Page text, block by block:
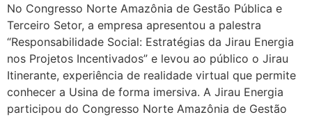
No Congresso Norte Amazônia de Gestão Pública e
Terceiro Setor, a empresa apresentou a palestra
“Responsabilidade Social: Estratégias da Jirau Energia
nos Projetos Incentivados” e levou ao público o Jirau
Itinerante, experiência de realidade virtual que permite
conhecer a Usina de forma imersiva. A Jirau Energia
participou do Congresso Norte Amazônia de Gestão